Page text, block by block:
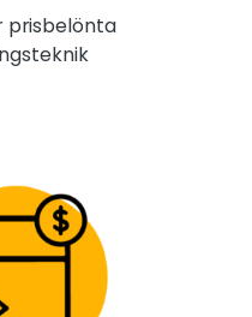
prisbelönta